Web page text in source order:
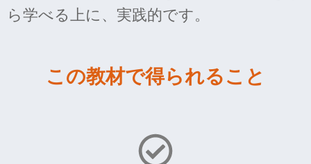
ら学べる上に、実践的です。
この教材で得られること